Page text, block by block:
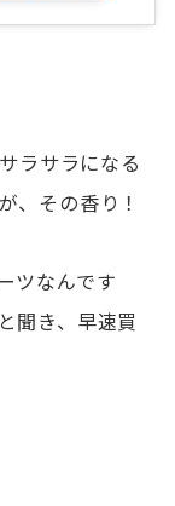
ラサラになる
、その香り！
ツなんです
聞き、早速買